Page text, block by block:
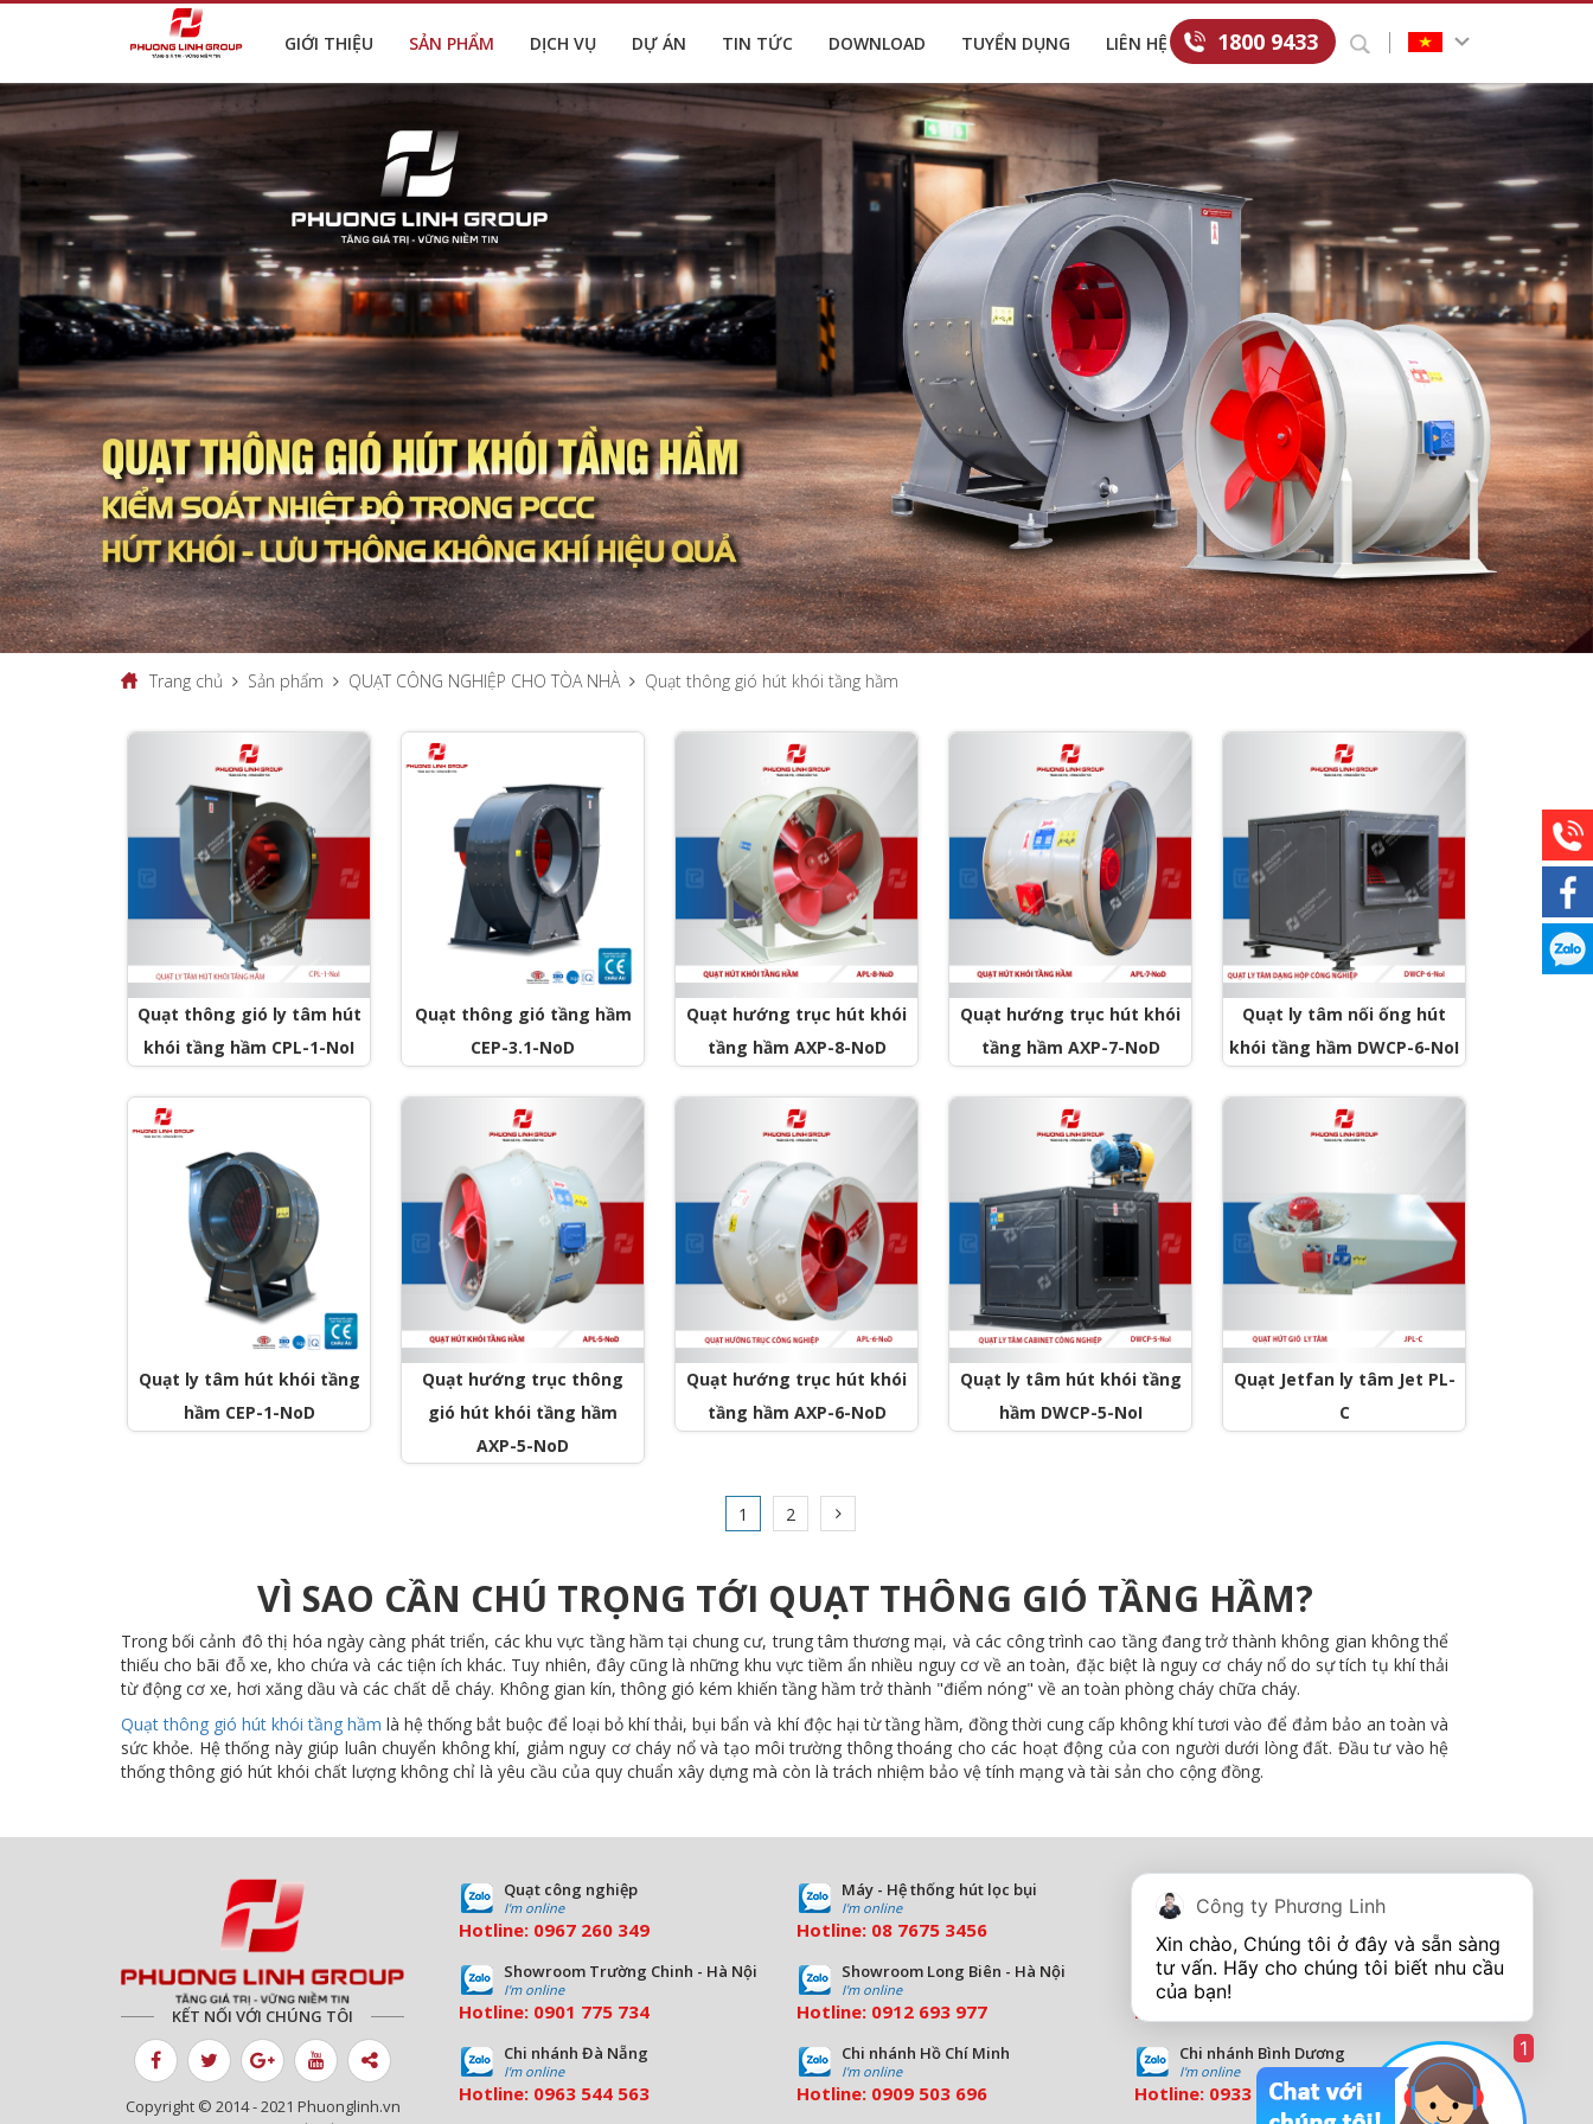
GIỚI THIỆU SẢN PHẨM DỊCH VỤ DỰ ÁN TIN TỨC DOWNLOAD TUYỂN DỤNG LIÊN HỆ 1800 9433
Trang chủ Sản phẩm QUẠT CÔNG NGHIỆP CHO TÒA NHÀ Quạt thông gió hút khói tầng hầm
Quạt thông gió ly tâm hút
khói tầng hầm CPL-1-NoI
Quạt thông gió tầng hầm
CEP-3.1-NoD
Quạt hướng trục hút khói
tầng hầm AXP-8-NoD
Quạt hướng trục hút khói
tầng hầm AXP-7-NoD
Quạt ly tâm nối ống hút
khói tầng hầm DWCP-6-NoI
Quạt ly tâm hút khói tầng
hầm CEP-1-NoD
Quạt hướng trục thông
gió hút khói tầng hầm
AXP-5-NoD
Quạt hướng trục hút khói
tầng hầm AXP-6-NoD
Quạt ly tâm hút khói tầng
hầm DWCP-5-NoI
Quạt Jetfan ly tâm Jet PL-
C
1 2
VÌ SAO CẦN CHÚ TRỌNG TỚI QUẠT THÔNG GIÓ TẦNG HẦM?
Trong bối cảnh đô thị hóa ngày càng phát triển, các khu vực tầng hầm tại chung cư, trung tâm thương mại, và các công trình cao tầng đang trở thành không gian không thể
thiếu cho bãi đỗ xe, kho chứa và các tiện ích khác. Tuy nhiên, đây cũng là những khu vực tiềm ẩn nhiều nguy cơ về an toàn, đặc biệt là nguy cơ cháy nổ do sự tích tụ khí thải
từ động cơ xe, hơi xăng dầu và các chất dễ cháy. Không gian kín, thông gió kém khiến tầng hầm trở thành "điểm nóng" về an toàn phòng cháy chữa cháy.
Quạt thông gió hút khói tầng hầm là hệ thống bắt buộc để loại bỏ khí thải, bụi bẩn và khí độc hại từ tầng hầm, đồng thời cung cấp không khí tươi vào để đảm bảo an toàn và
sức khỏe. Hệ thống này giúp luân chuyển không khí, giảm nguy cơ cháy nổ và tạo môi trường thông thoáng cho các hoạt động của con người dưới lòng đất. Đầu tư vào hệ
thống thông gió hút khói chất lượng không chỉ là yêu cầu của quy chuẩn xây dựng mà còn là trách nhiệm bảo vệ tính mạng và tài sản cho cộng đồng.
KẾT NỐI VỚI CHÚNG TÔI
Copyright © 2014 - 2021 Phuonglinh.vn
Quạt công nghiệp
I'm online
Hotline: 0967 260 349
Máy - Hệ thống hút lọc bụi
I'm online
Hotline: 08 7675 3456
I'm online
0967 260 349
Showroom Trường Chinh - Hà Nội
I'm online
Hotline: 0901 775 734
Showroom Long Biên - Hà Nội
I'm online
Hotline: 0912 693 977
Showroom Tp Vinh - Nghệ An
I''m online
Hotline:
Chi nhánh Đà Nẵng
I'm online
Hotline: 0963 544 563
Chi nhánh Hồ Chí Minh
I'm online
Hotline: 0909 503 696
Chi nhánh Bình Dương
I'm online
Hotline: 0933 569 039
Công ty Phương Linh
Xin chào, Chúng tôi ở đây và sẵn sàng
tư vấn. Hãy cho chúng tôi biết nhu cầu
1